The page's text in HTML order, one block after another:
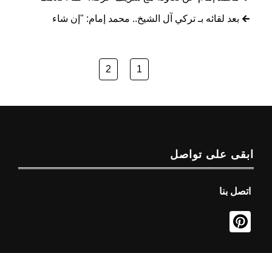
بعد لقائه بـ تركي آل الشيخ.. محمد إمام: "إن شاء
1
2
ابقى على تواصل
اتصل بنا